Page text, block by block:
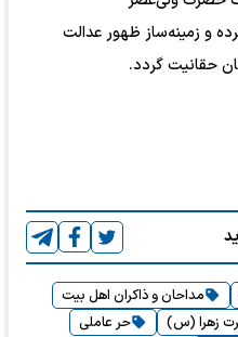
و زمینه‌ساز ظهور عدالت
حقانیت گردد.
مداحان و ذاکران اهل بیت
زهرا (س)
حر عاملی